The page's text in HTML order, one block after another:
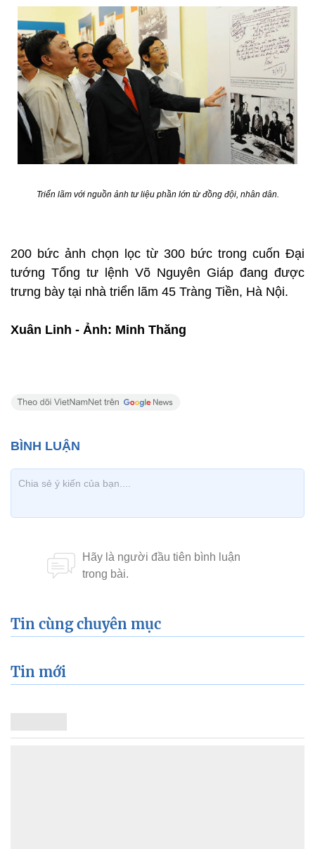
Triển lãm với nguồn ảnh tư liệu phần lớn từ đồng đội, nhân dân.
200 bức ảnh chọn lọc từ 300 bức trong cuốn Đại
tướng Tổng tư lệnh Võ Nguyên Giáp đang được
trưng bày tại nhà triển lãm 45 Tràng Tiền, Hà Nội.
Xuân Linh - Ảnh: Minh Thăng
Tin cùng chuyên mục
Tin mới